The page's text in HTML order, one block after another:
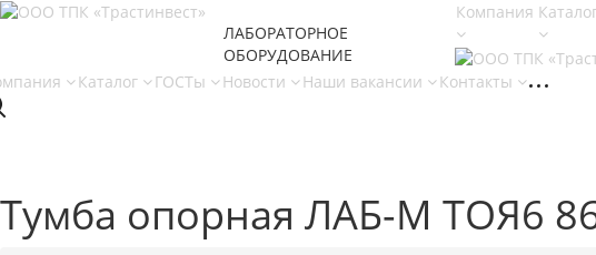
ЛАБОРАТОРНОЕ
ОБОРУДОВАНИЕ
Компания
Каталог ГОСТы Новости Наши вакансии Контакты
Тумба опорная ЛАБ-М ТОЯ6